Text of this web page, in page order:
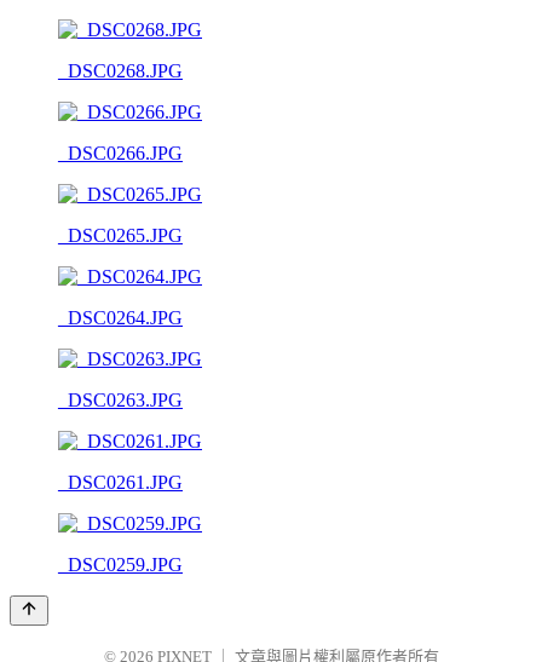
_DSC0268.JPG
_DSC0266.JPG
_DSC0265.JPG
_DSC0264.JPG
_DSC0263.JPG
_DSC0261.JPG
_DSC0259.JPG
© 2026 PIXNET 文章與圖片權利屬原作者所有